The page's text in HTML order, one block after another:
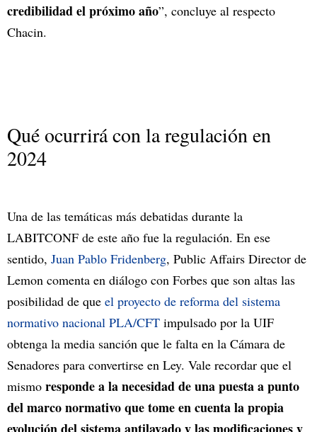
credibilidad el próximo año”, concluye al respecto
Chacin.
Qué ocurrirá con la regulación en
2024
Una de las temáticas más debatidas durante la
LABITCONF de este año fue la regulación. En ese
sentido, Juan Pablo Fridenberg, Public Affairs Director de
Lemon comenta en diálogo con Forbes que son altas las
posibilidad de que el proyecto de reforma del sistema
normativo nacional PLA/CFT impulsado por la UIF
obtenga la media sanción que le falta en la Cámara de
Senadores para convertirse en Ley. Vale recordar que el
mismo responde a la necesidad de una puesta a punto
del marco normativo que tome en cuenta la propia